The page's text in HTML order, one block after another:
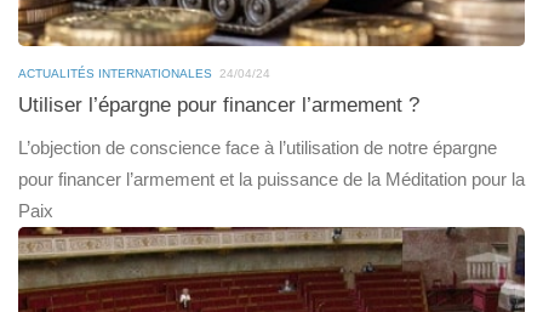
ACTUALITÉS INTERNATIONALES 24/04/24
Utiliser l’épargne pour financer l’armement ?
L’objection de conscience face à l’utilisation de notre épargne
pour financer l’armement et la puissance de la Méditation pour la
Paix